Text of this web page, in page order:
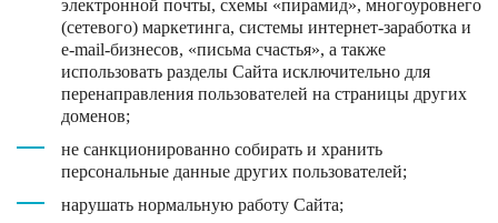
электронной почты, схемы «пирамид», многоуровнего
(сетевого) маркетинга, системы интернет-заработка и
e-mail-бизнесов, «письма счастья», а также
использовать разделы Сайта исключительно для
перенаправления пользователей на страницы других
доменов;
не санкционированно собирать и хранить
персональные данные других пользователей;
нарушать нормальную работу Сайта;